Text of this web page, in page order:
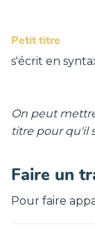
Petit titre
s'écrit en
On peut
titre pour qu'il
Faire un
Pour faire